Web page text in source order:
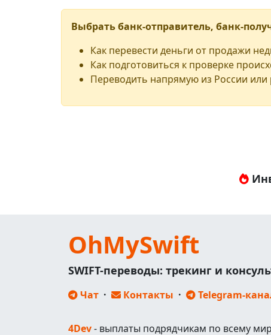
Выбрать банк-отправитель, банк-
Как перевести деньги от продажи
Как подготовиться к проверке
Переводить напрямую из России или
OhMySwift
SWIFT-переводы: трекинг и
Чат · Контакты · Telegram-
4Dev- выплаты подрядчикам по всему